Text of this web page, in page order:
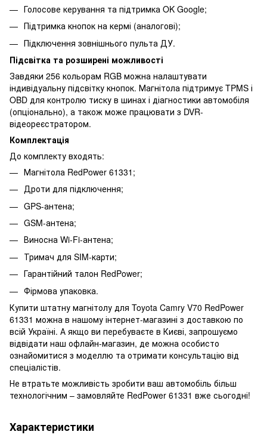
Голосове керування та підтримка OK Google;
Підтримка кнопок на кермі (аналогові);
Підключення зовнішнього пульта ДУ.
Підсвітка та розширені можливості
Завдяки 256 кольорам RGB можна налаштувати
індивідуальну підсвітку кнопок. Магнітола підтримує TPMS і
OBD для контролю тиску в шинах і діагностики автомобіля
(опціонально), а також може працювати з DVR-
відеореєстратором.
Комплектація
До комплекту входять:
Магнітола RedPower 61331;
Дроти для підключення;
GPS-антена;
GSM-антена;
Виносна Wi-Fi-антена;
Тримач для SIM-карти;
Гарантійний талон RedPower;
Фірмова упаковка.
Купити штатну магнітолу для Toyota Camry V70 RedPower
61331 можна в нашому інтернет-магазині з доставкою по
всій Україні. А якщо ви перебуваєте в Києві, запрошуємо
відвідати наш офлайн-магазин, де можна особисто
ознайомитися з моделлю та отримати консультацію від
спеціалістів.
Не втратьте можливість зробити ваш автомобіль більш
технологічним – замовляйте RedPower 61331 вже сьогодні!
Характеристики